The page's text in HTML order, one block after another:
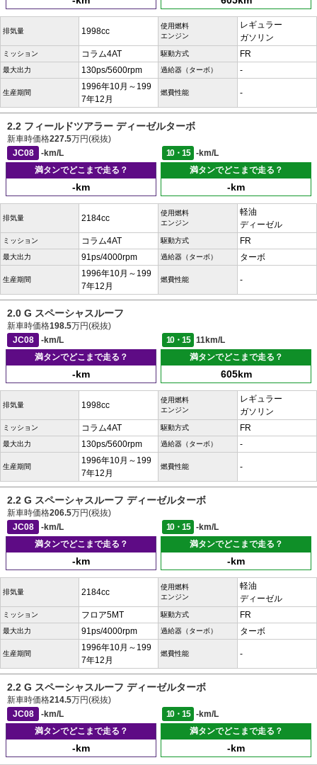
排気量 1998cc
使用燃料
エンジン
レギュラー
ガソリン
ミッション コラム4AT 駆動方式 FR
最大出力 130ps/5600rpm 過給器（ターボ） -
生産期間
1996年10月～199
7年12月
燃費性能 -
2.2 フィールドツアラー ディーゼルターボ
新車時価格227.5万円(税抜)
JC08
-km/L 10・15
-km/L
満タンでどこまで走る？
-km
満タンでどこまで走る？
-km
排気量 2184cc
使用燃料
エンジン
軽油
ディーゼル
ミッション コラム4AT 駆動方式 FR
最大出力 91ps/4000rpm 過給器（ターボ） ターボ
生産期間
1996年10月～199
7年12月
燃費性能 -
2.0 G スペーシャスルーフ
新車時価格198.5万円(税抜)
JC08
-km/L 10・15
11km/L
満タンでどこまで走る？
-km
満タンでどこまで走る？
605km
排気量 1998cc
使用燃料
エンジン
レギュラー
ガソリン
ミッション コラム4AT 駆動方式 FR
最大出力 130ps/5600rpm 過給器（ターボ） -
生産期間
1996年10月～199
7年12月
燃費性能 -
2.2 G スペーシャスルーフ ディーゼルターボ
新車時価格206.5万円(税抜)
JC08
-km/L 10・15
-km/L
満タンでどこまで走る？
-km
満タンでどこまで走る？
-km
排気量 2184cc
使用燃料
エンジン
軽油
ディーゼル
ミッション フロア5MT 駆動方式 FR
最大出力 91ps/4000rpm 過給器（ターボ） ターボ
生産期間
1996年10月～199
7年12月
燃費性能 -
2.2 G スペーシャスルーフ ディーゼルターボ
新車時価格214.5万円(税抜)
JC08
-km/L 10・15
-km/L
満タンでどこまで走る？
-km
満タンでどこまで走る？
-km